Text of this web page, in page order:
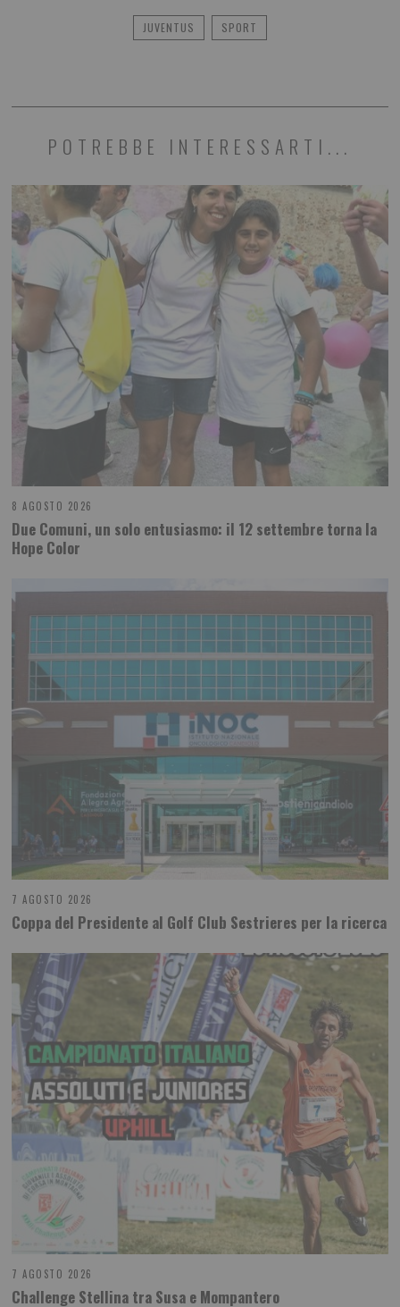
JUVENTUS SPORT
POTREBBE INTERESSARTI...
8 AGOSTO 2026
Due Comuni, un solo entusiasmo: il 12 settembre torna la
Hope Color
7 AGOSTO 2026
Coppa del Presidente al Golf Club Sestrieres per la ricerca
7 AGOSTO 2026
Challenge Stellina tra Susa e Mompantero